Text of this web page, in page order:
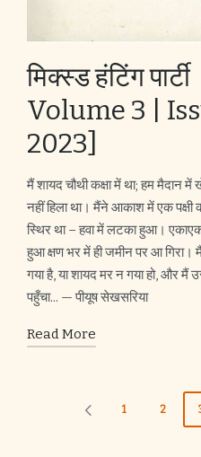
मिक्स्ड हंटिंग पार्टी
Volume 3 |
2023]
मैं शायद चौथी कक्षा में था; हम मैदान
नहीं हिला था। मैंने आकाश में एक पक्षी
स्थिर था – हवा में लटका हुआ।
हुआ क्षण भर में ही जमीन पर आ गिरा।
गया है, या शायद मर न गया हो, और
पहुँचा... — पीयूष सेखसरिया
Read More
PostsPREVIOUS
1 2